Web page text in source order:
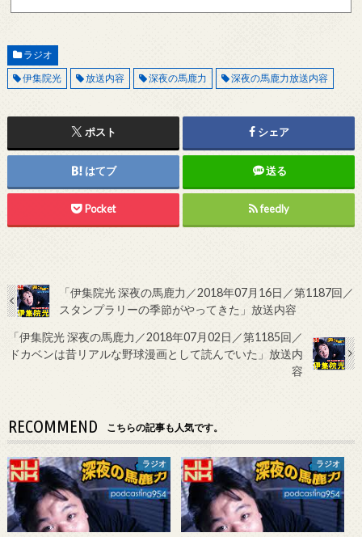
ラジオ
伊集院光
放送内容 深夜の馬鹿力 深夜の馬鹿力放送内容
ポスト シェア
はてブ 送る
Pocket feedly
「伊集院光 深夜の馬鹿力／2018年07月16日／第1187回／
スタンプラリーの季節がやってきた」放送内容
「伊集院光 深夜の馬鹿力／2018年07月02日／第1185回／
ドカベンは昔リアルな野球漫画として読んでいた」放送内
容
RECOMMEND こちらの記事も人気です。
ラジオ ラジオ